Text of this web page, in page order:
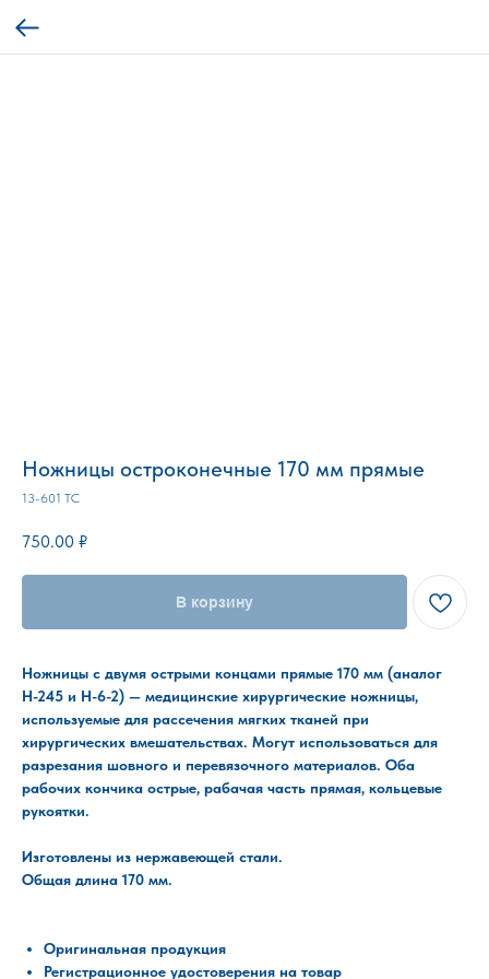
Ножницы остроконечные 170 мм прямые
13-601 ТС
750.00 ₽
В корзину
Ножницы с двумя острыми концами прямые 170 мм (аналог
Н-245 и Н-6-2) — медицинские хирургические ножницы,
используемые для рассечения мягких тканей при
хирургических вмешательствах. Могут использоваться для
разрезания шовного и перевязочного материалов. Оба
рабочих кончика острые, рабачая часть прямая, кольцевые
рукоятки.
Изготовлены из нержавеющей стали.
Общая длина 170 мм.
Оригинальная продукция
Регистрационное удостоверения на товар